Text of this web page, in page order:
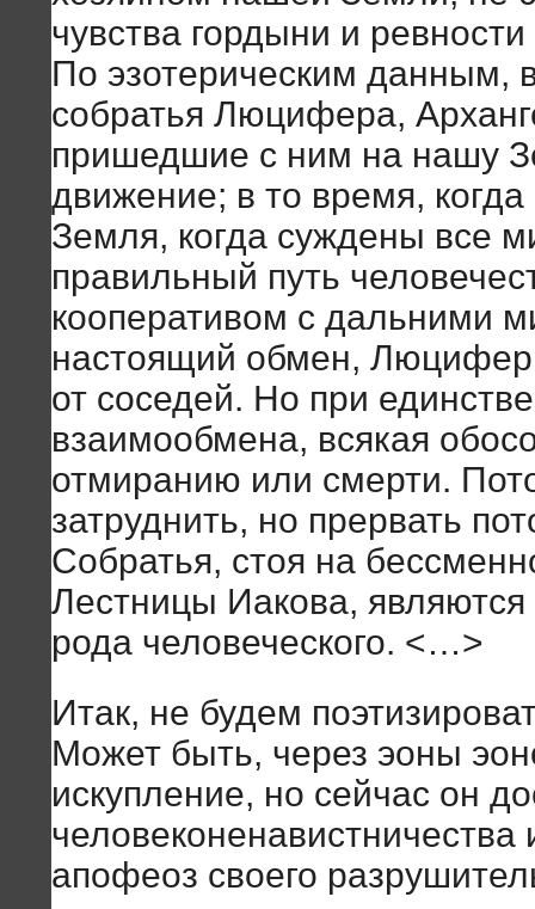
чувства гордыни и
По эзотерическим данным,
собратья Люцифера,
пришедшие с ним на нашу
движение; в то время,
Земля, когда суждены все
правильный путь
кооперативом с дальними
настоящий обмен, Люцифер
от соседей. Но при
взаимообмена, всякая
отмиранию или смерти.
затруднить, но прервать
Собратья, стоя на
Лестницы Иакова,
рода человеческого. <…>
Итак, не будем
Может быть, через эоны
искупление, но сейчас он
человеконенавистничества
апофеоз своего